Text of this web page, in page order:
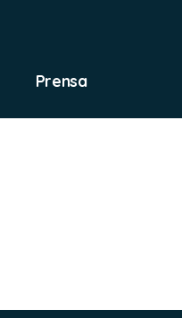
Prensa